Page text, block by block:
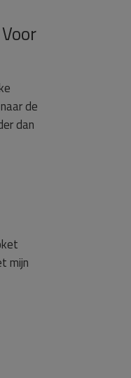
de
dan
mijn